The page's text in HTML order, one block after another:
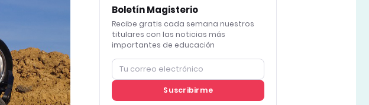
Boletín Magisterio
Recibe gratis cada semana nuestros
titulares con las noticias más
importantes de educación
Suscribirme